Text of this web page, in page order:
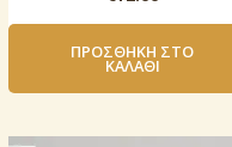
ΠΡΟΣΘΉΚΗ ΣΤΟ
ΚΑΛΆΘΙ